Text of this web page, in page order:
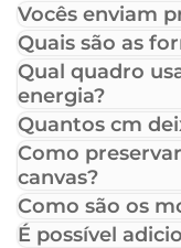
Vocês enviam
Quais são as
Qual quadro
energia?
Quantos cm
Como
canvas?
Como são os
É possível